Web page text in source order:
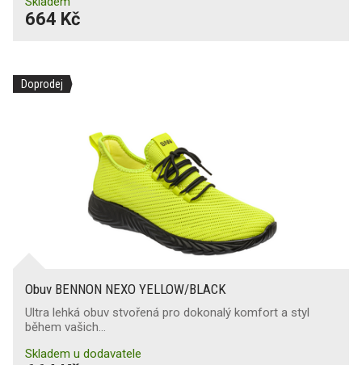
664 Kč
Doprodej
Obuv BENNON NEXO YELLOW/BLACK
Ultra lehká obuv stvořená pro dokonalý komfort a styl
během vašich…
Skladem u dodavatele